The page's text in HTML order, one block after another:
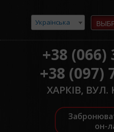
Українська
+38 (066)
+38 (097)
ХАРКІВ,
он-